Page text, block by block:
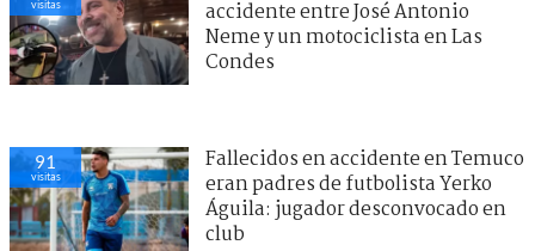
visitas
accidente entre José Antonio
Neme y un motociclista en Las
Condes
91
visitas
Fallecidos en accidente en Temuco
eran padres de futbolista Yerko
Águila: jugador desconvocado en
club